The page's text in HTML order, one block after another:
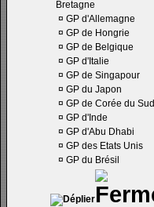
Bretagne
¤ GP d'Allemagne
¤ GP de Hongrie
¤ GP de Belgique
¤ GP d'Italie
¤ GP de Singapour
¤ GP du Japon
¤ GP de Corée du Sud
¤ GP d'Inde
¤ GP d'Abu Dhabi
¤ GP des Etats Unis
¤ GP du Brésil